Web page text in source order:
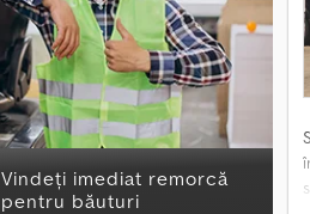
Vindeți imediat remorcă
pentru băuturi